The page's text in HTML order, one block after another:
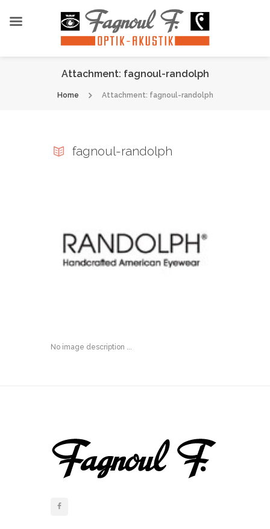
Attachment: fagnoul-randolph
Home Attachment: fagnoul-randolph
fagnoul-randolph
No image description ...